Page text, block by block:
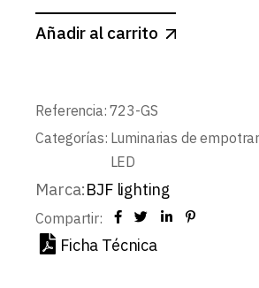
Añadir al carrito
Referencia: 723-GS
Categorías: Luminarias de empotrar
LED
Marca:BJF lighting
Compartir:
Ficha Técnica